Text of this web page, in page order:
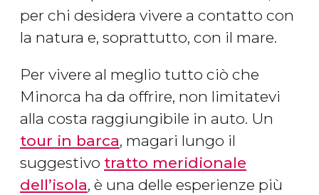
per chi desidera vivere a contatto con
la natura e, soprattutto, con il mare.
Per vivere al meglio tutto ciò che
Minorca ha da offrire, non limitatevi
alla costa raggiungibile in auto. Un
tour in barca, magari lungo il
suggestivo tratto meridionale
dell’isola, è una delle esperienze più